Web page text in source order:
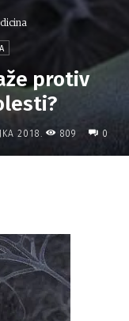
protiv
2018. 809 0